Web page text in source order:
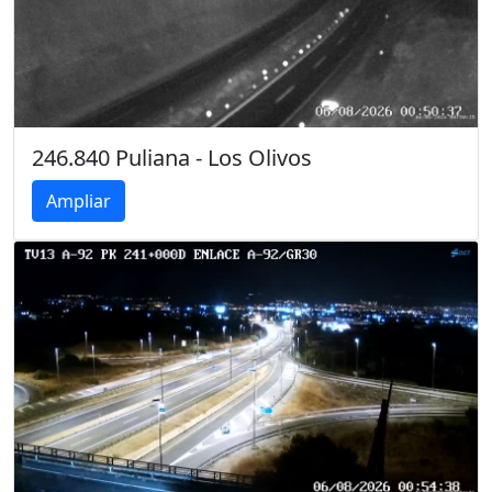
246.840 Puliana - Los Olivos
Ampliar